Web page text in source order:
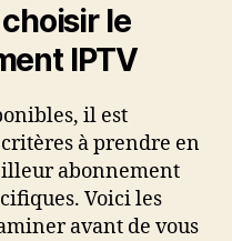
le
IPTV
il est
à prendre en
abonnement
Voici les
avant de vous